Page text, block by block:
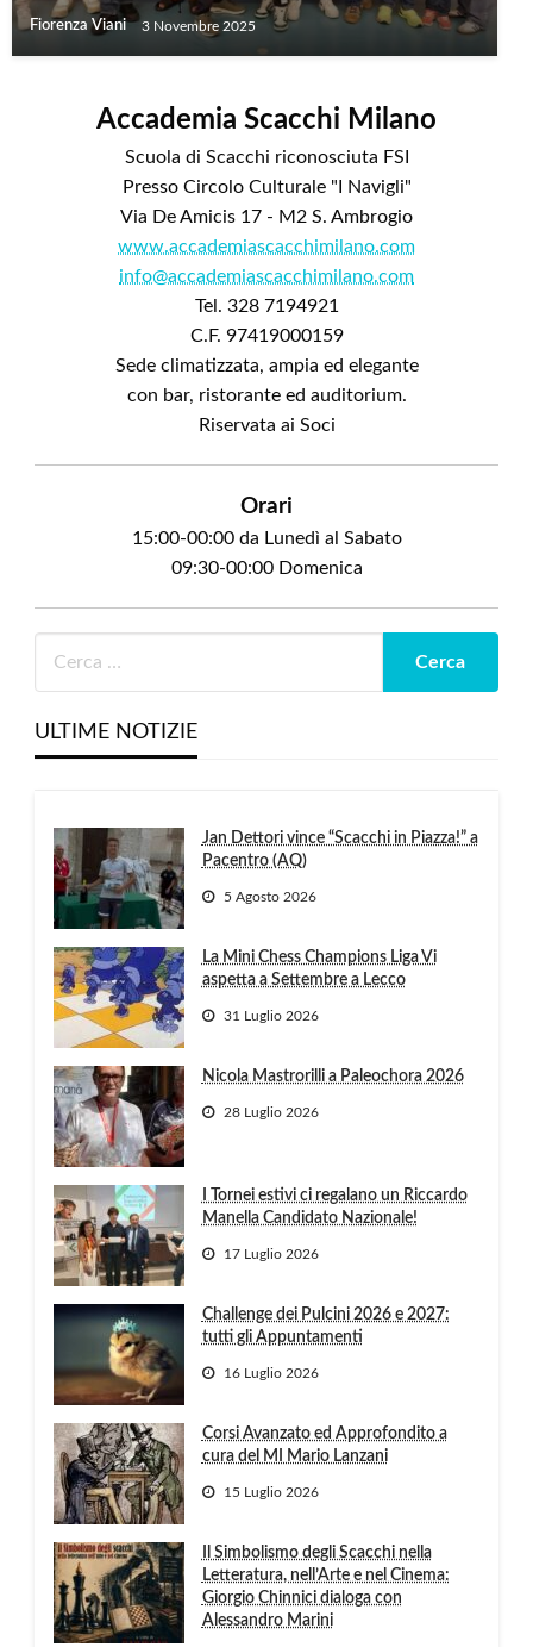
Fiorenza Viani 3 Novembre 2025
Accademia Scacchi Milano
Scuola di Scacchi riconosciuta FSI
Presso Circolo Culturale "I Navigli"
Via De Amicis 17 - M2 S. Ambrogio
www.accademiascacchimilano.com
info@accademiascacchimilano.com
Tel. 328 7194921
C.F. 97419000159
Sede climatizzata, ampia ed elegante
con bar, ristorante ed auditorium.
Riservata ai Soci
Orari
15:00-00:00 da Lunedì al Sabato
09:30-00:00 Domenica
ULTIME NOTIZIE
Jan Dettori vince “Scacchi in Piazza!” a
Pacentro (AQ)
5 Agosto 2026
La Mini Chess Champions Liga Vi
aspetta a Settembre a Lecco
31 Luglio 2026
Nicola Mastrorilli a Paleochora 2026
28 Luglio 2026
I Tornei estivi ci regalano un Riccardo
Manella Candidato Nazionale!
17 Luglio 2026
Challenge dei Pulcini 2026 e 2027:
tutti gli Appuntamenti
16 Luglio 2026
Corsi Avanzato ed Approfondito a
cura del MI Mario Lanzani
15 Luglio 2026
Il Simbolismo degli Scacchi nella
Letteratura, nell’Arte e nel Cinema:
Giorgio Chinnici dialoga con
Alessandro Marini